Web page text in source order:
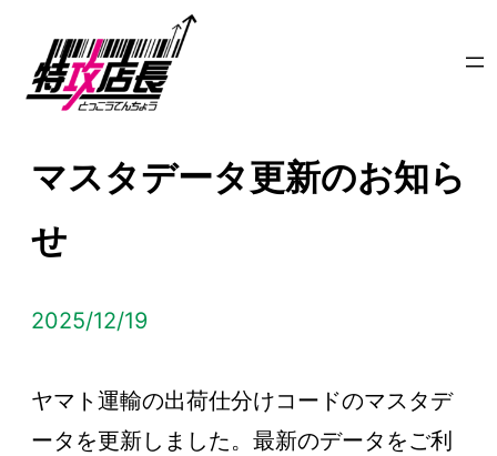
を
マスタデータ更新のお知ら
せ
2025/12/19
ヤマト運輸の出荷仕分けコードのマスタデ
ータを更新しました。最新のデータをご利